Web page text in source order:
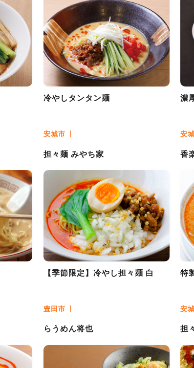
冷やしタンタン麺 濃
安城市
担々麺 みやち家
【季節限定】冷やし担々麺 白
安
香
特
豊田市
らうめん将也
安
担